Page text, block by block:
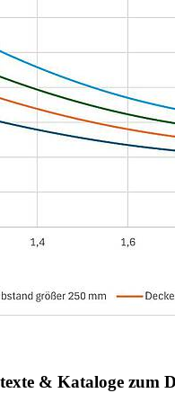
& Kataloge zum